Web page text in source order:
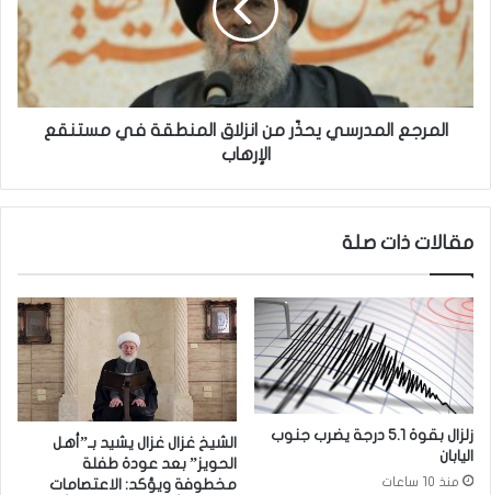
ا
ل
م
ه
ر
و
ر
ة
ل
ز
ر
ا
ع
ج
ع
ل
م
ح
م
ن
ن
ز
ل
ا
ق
المرجع المدرسي يحذّر من انزلاق المنطقة في مستنقع
الإرهاب
مقالات ذات صلة
زلزال بقوة 5.1 درجة يضرب جنوب
اليابان
منذ 10 ساعات
الشيخ غزال غزال يشيد بـ”أهل
الحويز” بعد عودة طفلة
مخطوفة ويؤكد: الاعتصامات